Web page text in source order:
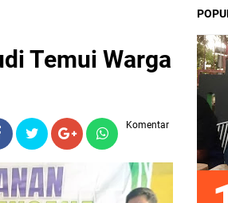
Temui Warga
Komentar